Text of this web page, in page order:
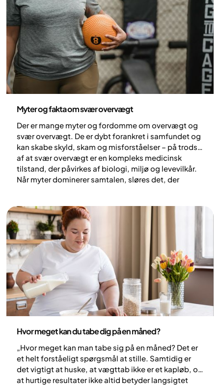
Myter og fakta om svær overvægt
Der er mange myter og fordomme om overvægt og
svær overvægt. De er dybt forankret i samfundet og
kan skabe skyld, skam og misforståelser – på trods
af at svær overvægt er en kompleks medicinsk
tilstand, der påvirkes af biologi, miljø og levevilkår.
Når myter dominerer samtalen, sløres det, der
forskel.
Hvor meget kan du tabe dig på en måned?
„Hvor meget kan man tabe sig på en måned? Det er
et helt forståeligt spørgsmål at stille. Samtidig er
det vigtigt at huske, at vægttab ikke er et kapløb, og
at hurtige resultater ikke altid betyder langsigtet